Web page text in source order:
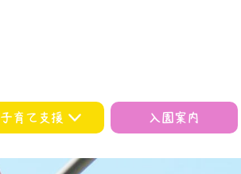
子育て支援 入園案内